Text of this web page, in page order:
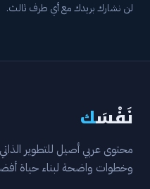
لن نشارك بريدك مع أي طرف ثالث.
نَفْسَك
محتوى عربي أصيل للتطوير
وخطوات واضحة لبناء حياة